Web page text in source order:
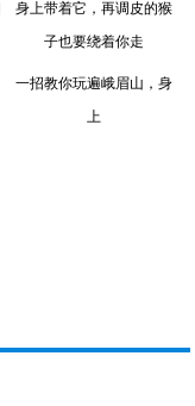
一招教你玩遍峨眉山，身
上